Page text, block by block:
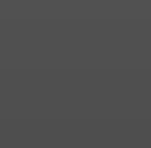
завершился